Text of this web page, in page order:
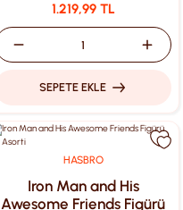
1.219,99 TL
SEPETE EKLE
HASBRO
Iron Man and His
Awesome Friends Figürü